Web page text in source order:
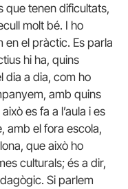
que tenen dificultats,
molt bé. I ho
en el pràctic. Es parla
hi ha, quins
dia a dia, com ho
amb quins
es fa a l’aula i es
amb el fora escola,
que això ho
culturals; és a dir,
Si parlem